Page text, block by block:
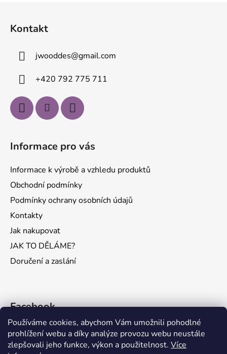
Používáme cookies, abychom Vám umožnili pohodlné
prohlížení webu a díky analýze provozu webu neustále
zlepšovali jeho funkce, výkon a použitelnost. Více
Kontakt
jwooddes@gmail.com
+420 792 775 711
Informace pro vás
Informace k výrobě a vzhledu produktů
Obchodní podmínky
Podmínky ochrany osobních údajů
Kontakty
Jak nakupovat
JAK TO DĚLÁME?
Doručení a zaslání
Facebook